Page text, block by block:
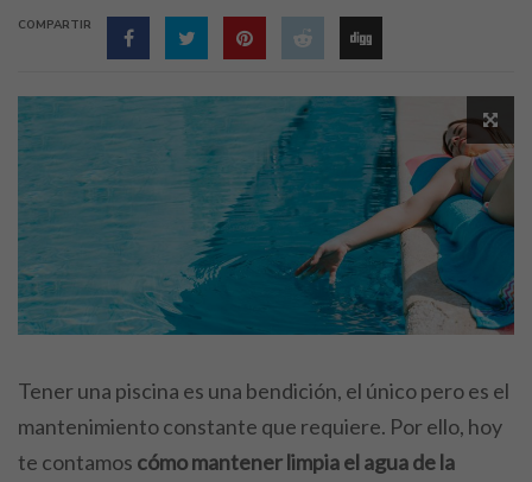
COMPARTIR
Tener una piscina es una bendición, el único pero es el
mantenimiento constante que requiere. Por ello, hoy
te contamos cómo mantener limpia el agua de la